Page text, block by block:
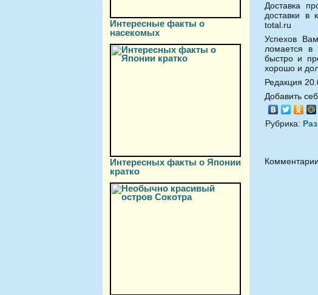
Интересные факты о
насекомых
Интересных факты о Японии
кратко
Доставка
доставки в
total.ru
Успехов
ломается в
быстро и
хорошо и
Редакция
Добавить
Рубрика: